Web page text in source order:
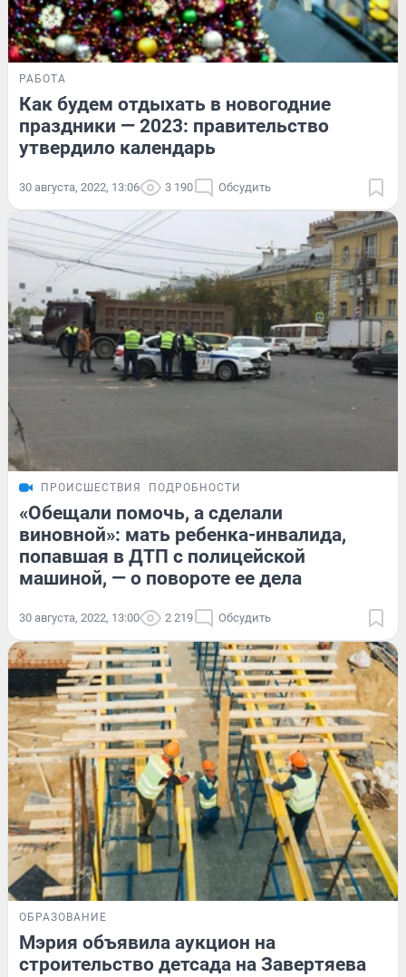
РАБОТА
Как будем отдыхать в новогодние
праздники — 2023: правительство
утвердило календарь
30 августа, 2022, 13:06 3 190 Обсудить
ПРОИСШЕСТВИЯ ПОДРОБНОСТИ
«Обещали помочь, а сделали
виновной»: мать ребенка-инвалида,
попавшая в ДТП с полицейской
машиной, — о повороте ее дела
30 августа, 2022, 13:00 2 219 Обсудить
ОБРАЗОВАНИЕ
Мэрия объявила аукцион на
строительство детсада на Завертяева